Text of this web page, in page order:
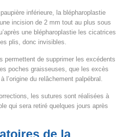
inférieure, la blépharoplastie
incision de 2 mm tout au plus sous
une blépharoplastie les cicatrices
plis, donc invisibles.
permettent de supprimer les excédents
poches graisseuses, que les excès
l’origine du relâchement palpébral.
les sutures sont réalisées à
qui sera retiré quelques jours après
de la